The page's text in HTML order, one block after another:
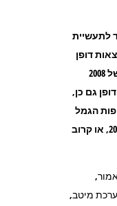
לתעשיית
דופן
לטובה, אחרי חצי שנה שנייה של 2008
גם כן,
הגמל
החזירו לעמיתים את הפסדי 2008, או קרוב
מיטב,